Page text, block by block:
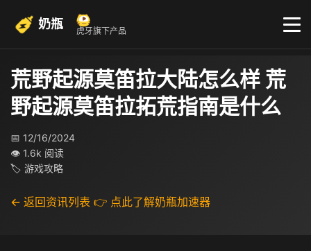
奶瓶 虎牙旗下产品
荒野起源莫笛拉大陆怎么样 荒
野起源莫笛拉拓荒指南是什么
📅 12/16/2024
👁 1.6k 阅读
🏷 游戏攻略
← 返回资讯列表 👉 点此了解奶瓶加速器